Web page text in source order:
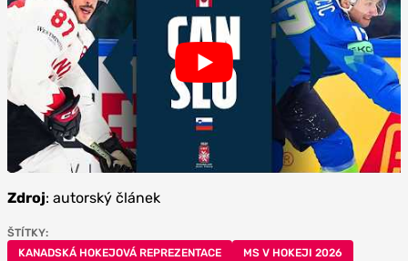
Zdroj: autorský článek
ŠTÍTKY:
KANADSKÁ HOKEJOVÁ REPREZENTACE
MS V HOKEJI 2026